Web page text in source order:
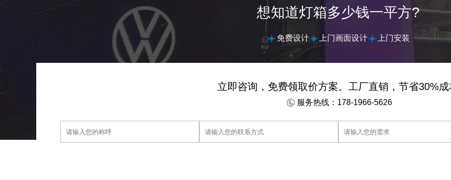
想知道灯箱多少钱一平方?
免费设计 上门画面设计 上门安装
立即咨询，免费领取价方案。工厂直销，节省30%成
服务热线：178-1966-5626